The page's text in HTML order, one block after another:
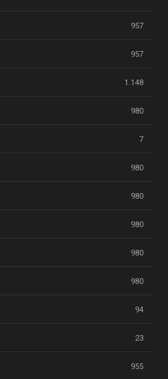
957
957
1.148
980
7
980
980
980
980
980
94
23
955